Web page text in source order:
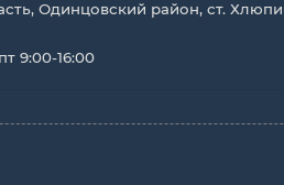
Одинцовский район, ст.
9:00-16:00